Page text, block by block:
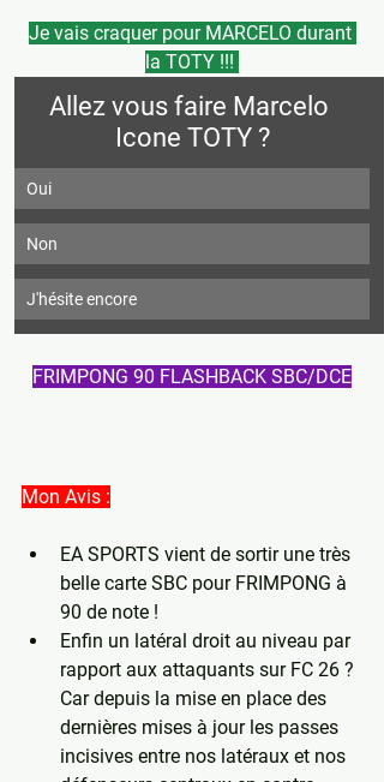
Je vais craquer pour MARCELO durant
la TOTY !!!
Allez vous faire Marcelo
Icone TOTY ?
Oui
Non
J'hésite encore
FRIMPONG 90 FLASHBACK SBC/DCE
Mon Avis :
EA SPORTS vient de sortir une très
belle carte SBC pour FRIMPONG à
90 de note !
Enfin un latéral droit au niveau par
rapport aux attaquants sur FC 26 ?
Car depuis la mise en place des
dernières mises à jour les passes
incisives entre nos latéraux et nos